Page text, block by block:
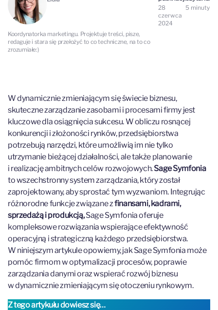
Koordynatorka marketingu. Projektuje treści, pisze,
redaguje i stara się przełożyć to co techniczne, na to co
zrozumiałe:)
28
czerwca
2024
5 minuty
W dynamicznie zmieniającym się świecie biznesu,
skuteczne zarządzanie zasobami i procesami firmy jest
kluczowe dla osiągnięcia sukcesu. W obliczu rosnącej
konkurencji i złożoności rynków, przedsiębiorstwa
potrzebują narzędzi, które umożliwią im nie tylko
utrzymanie bieżącej działalności, ale także planowanie
i realizację ambitnych celów rozwojowych.Sage Symfonia
to wszechstronny system zarządzania, który został
zaprojektowany, aby sprostać tym wyzwaniom. Integrując
różnorodne funkcje związane zfinansami, kadrami,
sprzedażą i produkcją,Sage Symfonia oferuje
kompleksowe rozwiązania wspierające efektywność
operacyjną i strategiczną każdego przedsiębiorstwa.
W niniejszym artykule opowiemy, jak Sage Symfonia może
pomóc firmom w optymalizacji procesów, poprawie
zarządzania danymi oraz wspierać rozwój biznesu
w dynamicznie zmieniającym się otoczeniu rynkowym.
Z tego artykułu dowiesz się…